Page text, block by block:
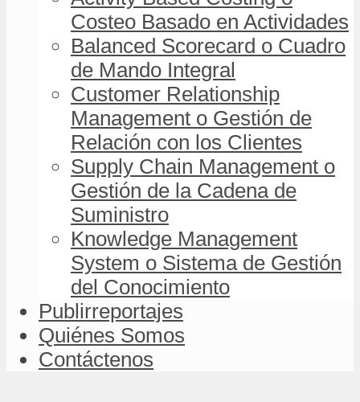
Costeo Basado en Actividades
Balanced Scorecard o Cuadro
de Mando Integral
Customer Relationship
Management o Gestión de
Relación con los Clientes
Supply Chain Management o
Gestión de la Cadena de
Suministro
Knowledge Management
System o Sistema de Gestión
del Conocimiento
Publirreportajes
Quiénes Somos
Contáctenos